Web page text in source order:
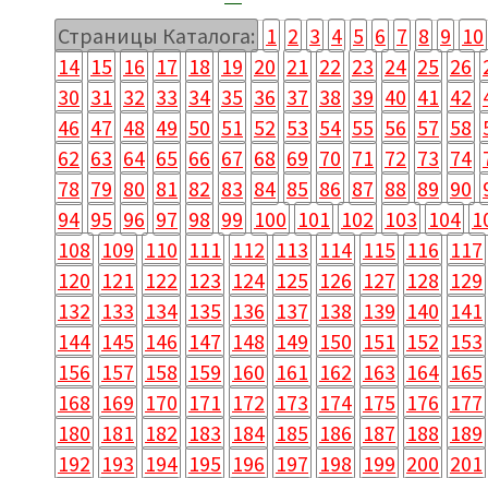
Страницы Каталога: 1 2 3 4 5 6 7 8 9 10
14 15 16 17 18 19 20 21 22 23 24 25 26
30 31 32 33 34 35 36 37 38 39 40 41 42
46 47 48 49 50 51 52 53 54 55 56 57 58
62 63 64 65 66 67 68 69 70 71 72 73 74
78 79 80 81 82 83 84 85 86 87 88 89 90
94 95 96 97 98 99 100 101 102 103 104
108 109 110 111 112 113 114 115 116 117
120 121 122 123 124 125 126 127 128 129
132 133 134 135 136 137 138 139 140 141
144 145 146 147 148 149 150 151 152 153
156 157 158 159 160 161 162 163 164 165
168 169 170 171 172 173 174 175 176 177
180 181 182 183 184 185 186 187 188 189
192 193 194 195 196 197 198 199 200 201